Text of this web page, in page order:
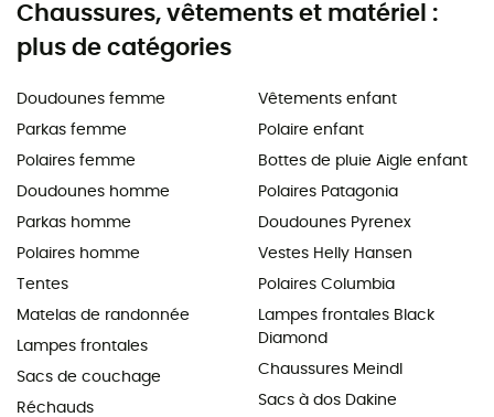
Chaussures, vêtements et matériel :
plus de catégories
Doudounes femme
Parkas femme
Polaires femme
Doudounes homme
Parkas homme
Polaires homme
Tentes
Matelas de randonnée
Lampes frontales
Sacs de couchage
Réchauds
Vêtements enfant
Polaire enfant
Bottes de pluie Aigle enfant
Polaires Patagonia
Doudounes Pyrenex
Vestes Helly Hansen
Polaires Columbia
Lampes frontales Black
Diamond
Chaussures Meindl
Sacs à dos Dakine